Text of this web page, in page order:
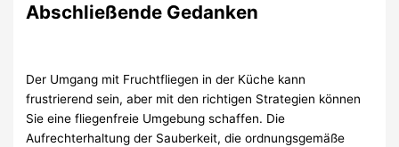
Abschließende Gedanken
Der Umgang mit Fruchtfliegen in der Küche kann
frustrierend sein, aber mit den richtigen Strategien können
Sie eine fliegenfreie Umgebung schaffen. Die
Aufrechterhaltung der Sauberkeit, die ordnungsgemäße